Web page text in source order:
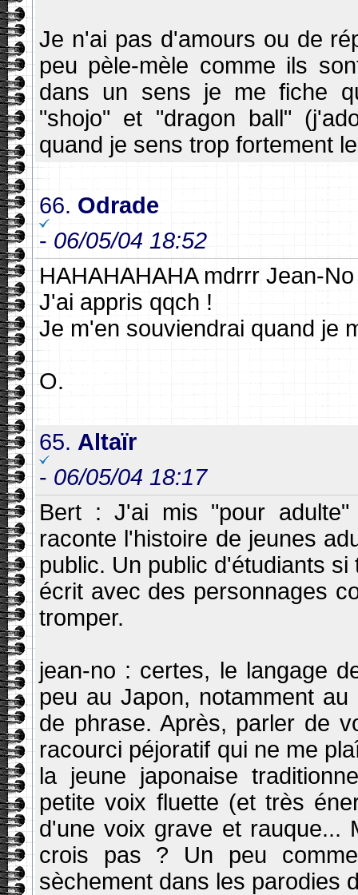
Je n'ai pas d'amours ou de
peu pèle-mèle comme ils
dans un sens je me fiche
"shojo" et "dragon ball"
quand je sens trop fortement
66. Odrade
- 06/05/04 18:52
HAHAHAHAHA mdrrr Jean-
J'ai appris qqch !
Je m'en souviendrai quand je
O.
65. Altaïr
- 06/05/04 18:17
Bert : J'ai mis "pour adulte"
raconte l'histoire de jeunes
public. Un public d'étudiants
écrit avec des personnages
tromper.
jean-no : certes, le langage
peu au Japon, notamment
de phrase. Après, parler de
racourci péjoratif qui ne me
la jeune japonaise
petite voix fluette (et très
d'une voix grave et rauque...
crois pas ? Un peu
sèchement dans les parodies